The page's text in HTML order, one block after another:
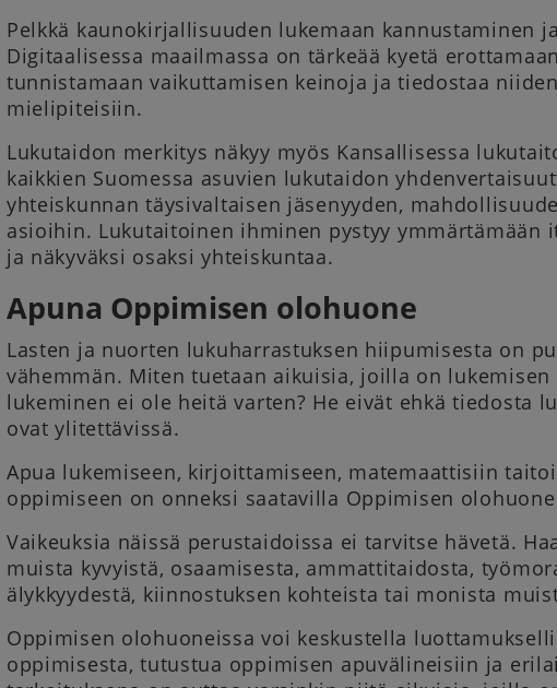
Pelkkä kaunokirjallisuuden lukemaan kannustaminen
Digitaalisessa maailmassa on tärkeää kyetä
tunnistamaan vaikuttamisen keinoja ja tiedostaa
mielipiteisiin.
Lukutaidon merkitys näkyy myös Kansallisessa
kaikkien Suomessa asuvien lukutaidon
yhteiskunnan täysivaltaisen jäsenyyden,
asioihin. Lukutaitoinen ihminen pystyy ymmärtämään
ja näkyväksi osaksi yhteiskuntaa.
Apuna Oppimisen olohuone
Lasten ja nuorten lukuharrastuksen hiipumisesta on
vähemmän. Miten tuetaan aikuisia, joilla on
lukeminen ei ole heitä varten? He eivät ehkä tiedosta
ovat ylitettävissä.
Apua lukemiseen, kirjoittamiseen, matemaattisiin
oppimiseen on onneksi saatavilla Oppimisen
Vaikeuksia näissä perustaidoissa ei tarvitse hävetä.
muista kyvyistä, osaamisesta, ammattitaidosta,
älykkyydestä, kiinnostuksen kohteista tai monista
Oppimisen olohuoneissa voi keskustella
oppimisesta, tutustua oppimisen apuvälineisiin ja